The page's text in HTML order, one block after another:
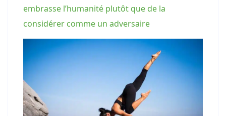
embrasse l’humanité plutôt que de la
considérer comme un adversaire